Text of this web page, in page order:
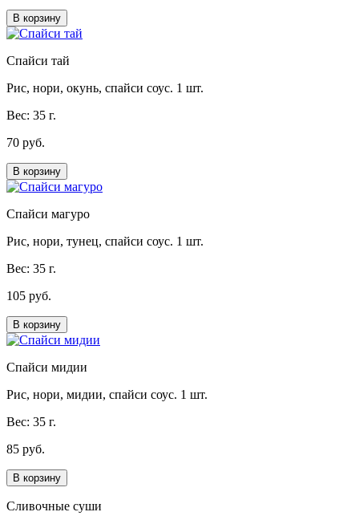
В корзину
Спайси тай
Рис, нори, окунь, спайси соус. 1 шт.
Вес: 35 г.
70 руб.
В корзину
Спайси магуро
Рис, нори, тунец, спайси соус. 1 шт.
Вес: 35 г.
105 руб.
В корзину
Спайси мидии
Рис, нори, мидии, спайси соус. 1 шт.
Вес: 35 г.
85 руб.
В корзину
Сливочные суши